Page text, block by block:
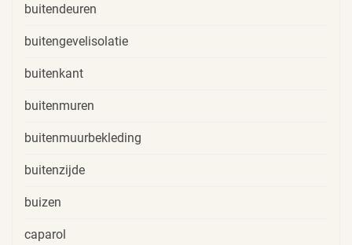
buitendeuren
buitengevelisolatie
buitenkant
buitenmuren
buitenmuurbekleding
buitenzijde
buizen
caparol